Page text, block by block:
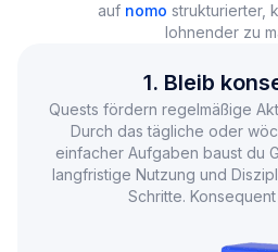
auf nomo strukturierter,
lohnender zu
1. Bleib
Quests fördern regelmäßige
Durch das tägliche oder
einfacher Aufgaben baust du
langfristige Nutzung und
Schritte.